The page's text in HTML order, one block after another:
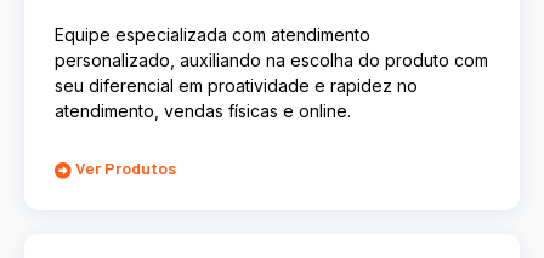
Equipe especializada com atendimento
personalizado, auxiliando na escolha do produto com
seu diferencial em proatividade e rapidez no
atendimento, vendas físicas e online.
Ver Produtos